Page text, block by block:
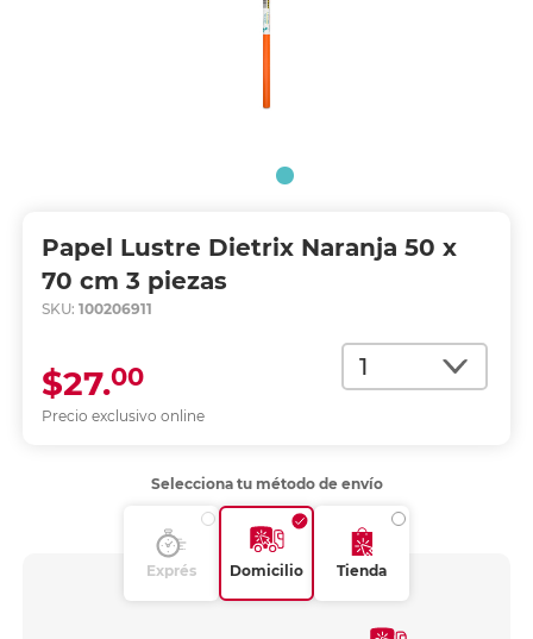
Papel Lustre Dietrix Naranja 50 x
70 cm 3 piezas
SKU: 100206911
Cantidad
Precio exclusivo online
$27.00
Selecciona tu método de envío
Exprés Domicilio Tienda